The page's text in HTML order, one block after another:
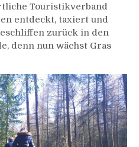
Touristikverband
entdeckt, taxiert und
zurück in den
denn nun wächst Gras